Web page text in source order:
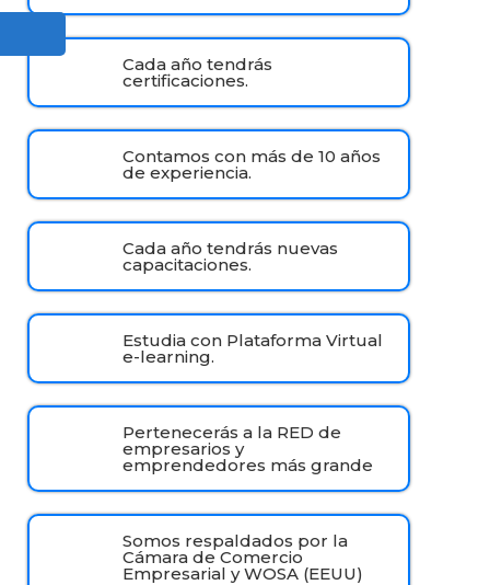
Cada año tendrás
certificaciones.
Contamos con más de 10 años
de experiencia.
Cada año tendrás nuevas
capacitaciones.
Estudia con Plataforma Virtual
e-learning.
Pertenecerás a la RED de
empresarios y
emprendedores más grande
Somos respaldados por la
Cámara de Comercio
Empresarial y WOSA (EEUU)